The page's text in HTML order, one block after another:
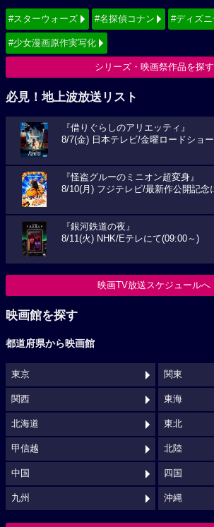
#スターウォーズ #名探偵コナン #ディズニ
#少女漫画原作実写化
シリーズ・映画祭作品を探す
必見！地上波放送リスト
『借りぐらしのアリエッティ』
8/7(金) 日本テレビ/金曜ロードショ
『怪盗グルーのミニオン超変身』
8/10(月) フジテレビ/最新作公開記念
『銀河鉄道の夜』
8/11(火) NHK/Eテレにて(09:00～)
映画TV放送スケジュールへ
映画館を探す
都道府県から映画館
東京 関東
関西 東海
北海道 東北
甲信越 北陸
中国 四国
九州 沖縄